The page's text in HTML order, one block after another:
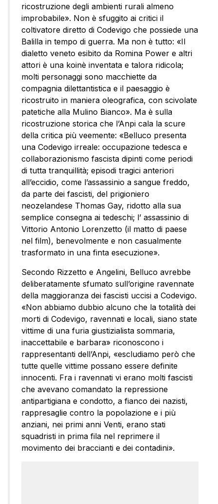
ricostruzione degli ambienti rurali almeno
improbabile». Non è sfuggito ai critici il
coltivatore diretto di Codevigo che possiede una
Balilla in tempo di guerra. Ma non è tutto: «Il
dialetto veneto esibito da Romina Power e altri
attori è una koinè inventata e talora ridicola;
molti personaggi sono macchiette da
compagnia dilettantistica e il paesaggio è
ricostruito in maniera oleografica, con scivolate
patetiche alla Mulino Bianco». Ma è sulla
ricostruzione storica che l’Anpi cala la scure
della critica più veemente: «Belluco presenta
una Codevigo irreale: occupazione tedesca e
collaborazionismo fascista dipinti come periodi
di tutta tranquillità; episodi tragici anteriori
all’eccidio, come l’assassinio a sangue freddo,
da parte dei fascisti, del prigioniero
neozelandese Thomas Gay, ridotto alla sua
semplice consegna ai tedeschi; l’ assassinio di
Vittorio Antonio Lorenzetto (il matto di paese
nel film), benevolmente e non casualmente
trasformato in una finta esecuzione».
Secondo Rizzetto e Angelini, Belluco avrebbe
deliberatamente sfumato sull’origine ravennate
della maggioranza dei fascisti uccisi a Codevigo.
«Non abbiamo dubbio alcuno che la totalità dei
morti di Codevigo, ravennati e locali, siano state
vittime di una furia giustizialista sommaria,
inaccettabile e barbara» riconoscono i
rappresentanti dell’Anpi, «escludiamo però che
tutte quelle vittime possano essere definite
innocenti. Fra i ravennati vi erano molti fascisti
che avevano comandato la repressione
antipartigiana e condotto, a fianco dei nazisti,
rappresaglie contro la popolazione e i più
anziani, nei primi anni Venti, erano stati
squadristi in prima fila nel reprimere il
movimento dei braccianti e dei contadini».